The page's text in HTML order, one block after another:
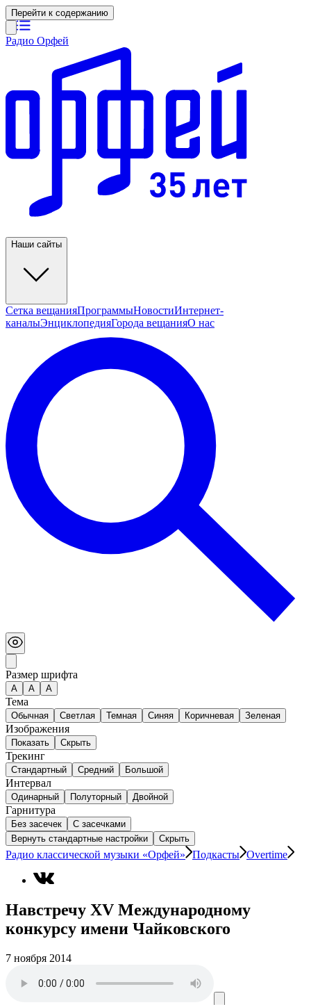
Перейти к содержанию
Радио Орфей
Наши сайты
Сетка вещанияПрограммыНовостиИнтернет-
каналыЭнциклопедияГорода вещанияО нас
Размер шрифта
А A A
Тема
Обычная Светлая Темная Синяя Коричневая Зеленая
Изображения
Показать Скрыть
Трекинг
Стандартный Средний Большой
Интервал
Одинарный Полуторный Двойной
Гарнитура
Без засечек
С засечками
Вернуть стандартные настройки
Скрыть
Радио классической музыки «Орфей» Подкасты Overtime
Навстречу XV Международному
конкурсу имени Чайковского
7 ноября 2014